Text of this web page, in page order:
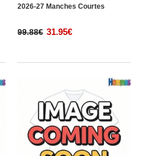
2026-27 Manches Courtes
99.88€ 31.95€